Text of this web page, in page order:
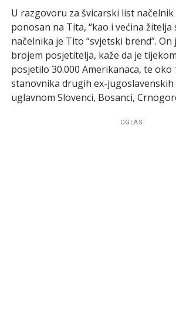
U razgovoru za švicarski list načelnik
ponosan na Tita, “kao i većina žitelja
načelnika je Tito “svjetski brend”. On
brojem posjetitelja, kaže da je
posjetilo 30.000 Amerikanaca, te oko
stanovnika drugih ex-
uglavnom Slovenci, Bosanci,
OGLAS